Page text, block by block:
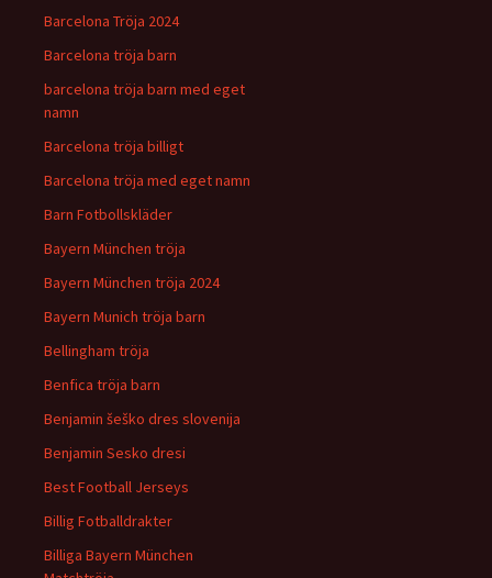
Barcelona Tröja 2024
Barcelona tröja barn
barcelona tröja barn med eget
namn
Barcelona tröja billigt
Barcelona tröja med eget namn
Barn Fotbollskläder
Bayern München tröja
Bayern München tröja 2024
Bayern Munich tröja barn
Bellingham tröja
Benfica tröja barn
Benjamin šeško dres slovenija
Benjamin Sesko dresi
Best Football Jerseys
Billig Fotballdrakter
Billiga Bayern München